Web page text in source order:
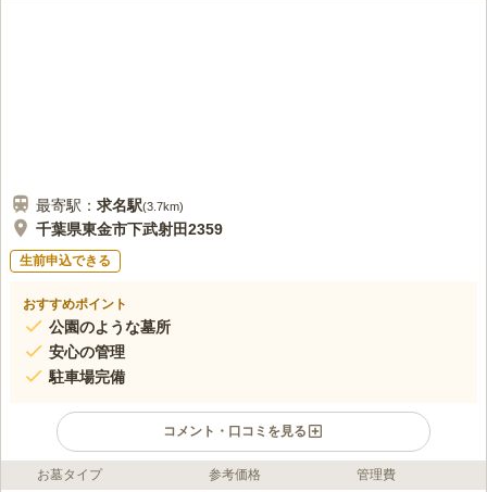
最寄駅： 求名駅(3.7km)
千葉県東金市下武射田2359
生前申込できる
おすすめポイント
公園のような墓所
安心の管理
駐車場完備
コメント・口コミを見る
ライフドット編集部のコメント
お墓タイプ 参考価格 管理費